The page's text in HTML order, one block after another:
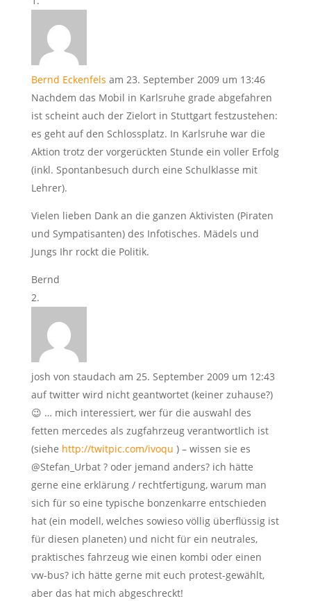
Bernd Eckenfels am 23. September 2009 um 13:46
Nachdem das Mobil in Karlsruhe grade abgefahren
ist scheint auch der Zielort in Stuttgart festzustehen:
es geht auf den Schlossplatz. In Karlsruhe war die
Aktion trotz der vorgerückten Stunde ein voller Erfolg
(inkl. Spontanbesuch durch eine Schulklasse mit
Lehrer).
Vielen lieben Dank an die ganzen Aktivisten (Piraten
und Sympatisanten) des Infotisches. Mädels und
Jungs Ihr rockt die Politik.
Bernd
josh von staudach am 25. September 2009 um 12:43
auf twitter wird nicht geantwortet (keiner zuhause?)
😉 … mich interessiert, wer für die auswahl des
fetten mercedes als zugfahrzeug verantwortlich ist
(siehe http://twitpic.com/ivoqu ) – wissen sie es
@Stefan_Urbat ? oder jemand anders? ich hätte
gerne eine erklärung / rechtfertigung, warum man
sich für so eine typische bonzenkarre entschieden
hat (ein modell, welches sowieso völlig überflüssig ist
für diesen planeten) und nicht für ein neutrales,
praktisches fahrzeug wie einen kombi oder einen
vw-bus? ich hätte gerne mit euch protest-gewählt,
aber das hat mich abgeschreckt!